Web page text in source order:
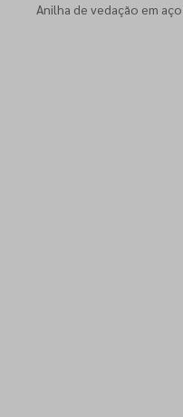
Anilha de vedação em